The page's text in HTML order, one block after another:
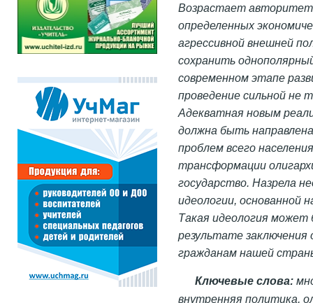
Возрастает авторитет
определенных
агрессивной внешней
сохранить
современном этапе
проведение сильной не
Адекватная новым
должна быть
проблем всего
трансформации
государство. Назрела
идеологии, основанной
Такая идеология может
результате
гражданам нашей
Ключевые слова:
внутренняя политика,